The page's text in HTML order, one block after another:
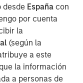
desde España con
por cuenta
la
(según la
a este
la información
a personas de
into a
focused on
portfolio is
submarkets,
demand and